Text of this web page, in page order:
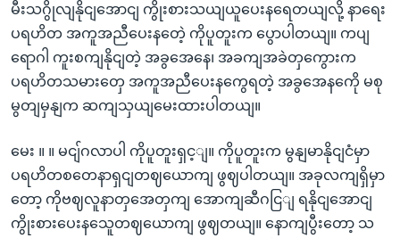
မီးသဂွိုလျနိုငျအောငျ ကွိုးစားသယျယူပေးနရေတယျလို့ နာရေး
ပရဟိတ အကူအညီပေးနတေဲ့ ကိုပူတူးက ပွောပါတယျ။ ကပျ
ရောဂါ ကူးစကျနိုငျတဲ့ အခွအေနေ၊ အခကျအခဲတှကွေားက
ပရဟိတသမားတှေ အကူအညီပေးနကွေရတဲ့ အခွအေနကေို မစု
မွတျမှနျက ဆကျသှယျမေးထားပါတယျ။
မေး ။ ။ မငျ်ဂလာပါ ကိုပူတူးရှင့ျ။ ကိုပူတူးက မွနျမာနိုငျငံမှာ
ပရဟိတစတေနာရှငျတဈယောကျ ဖွဈပါတယျ။ အခုလကျရှိမှာ
တော့ ကိုဗဈလူနာတှအေတှကျ အောကျဆီဂငြျ ရနိုငျအောငျ
ကွိုးစားပေးနသေူတဈယောကျ ဖွဈတယျ။ နောကျပွီးတော့ သ